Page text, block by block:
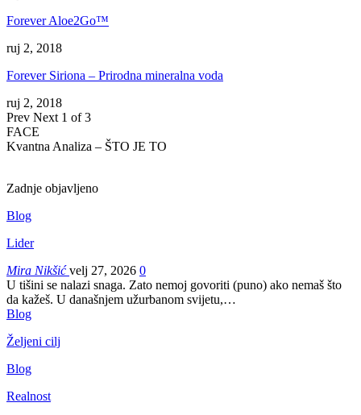
Forever Aloe2Go™
ruj 2, 2018
Forever Siriona – Prirodna mineralna voda
ruj 2, 2018
Prev Next 1 of 3
FACE
Kvantna Analiza – ŠTO JE TO
Zadnje objavljeno
Blog
Lider
Mira Nikšićvelj 27, 2026 0
U tišini se nalazi snaga. Zato nemoj govoriti (puno) ako nemaš što
da kažeš. U današnjem užurbanom svijetu,…
Blog
Željeni cilj
Blog
Realnost